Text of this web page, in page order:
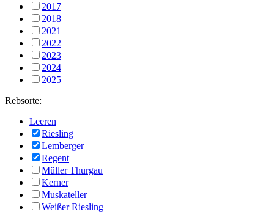
2017
2018
2021
2022
2023
2024
2025
Rebsorte:
Leeren
Riesling
Lemberger
Regent
Müller Thurgau
Kerner
Muskateller
Weißer Riesling